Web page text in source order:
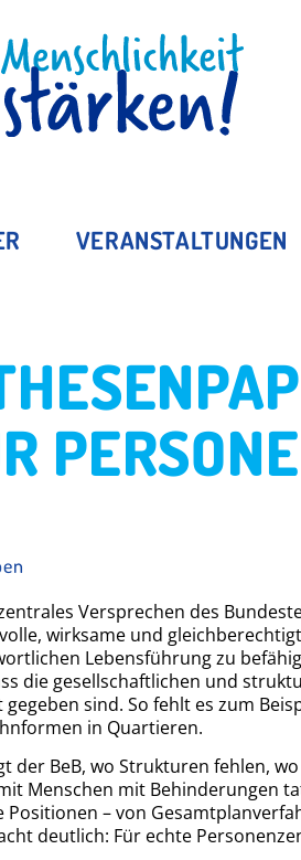
MITGLIED WERDEN
VERANSTALTUNGEN
Versprechen des
wirksame und
Lebensführung zu
die gesellschaftlichen und
sind. So fehlt es zum
in Quartieren.
der BeB, wo Strukturen fehlen,
Menschen mit Behinderungen
– von
deutlich: Für echte